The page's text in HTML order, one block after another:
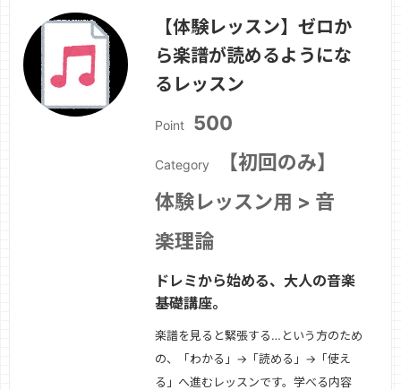
習・DTMでの吹奏楽パート管理・作
曲・編曲者向け基礎知識対象・吹奏楽経
験者・再開勢・DTMで管楽器を扱いた
【体験レッスン】ゼロか
ら楽譜が読めるようにな
るレッスン
Point 500
Category
【初回のみ】
体験レッスン用 > 音
楽理論
ドレミから始める、大人の音楽
基礎講座。
楽譜を見ると緊張する…という方のため
の、「わかる」→「読める」→「使え
る」へ進むレッスンです。学べる内容